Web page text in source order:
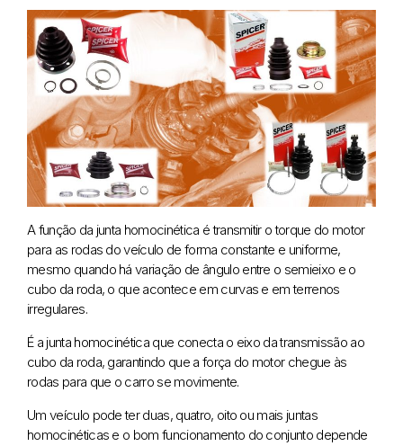
A função da junta homocinética é transmitir o torque do motor
para as rodas do veículo de forma constante e uniforme,
mesmo quando há variação de ângulo entre o semieixo e o
cubo da roda, o que acontece em curvas e em terrenos
irregulares.
É a junta homocinética que conecta o eixo da transmissão ao
cubo da roda, garantindo que a força do motor chegue às
rodas para que o carro se movimente.
Um veículo pode ter duas, quatro, oito ou mais juntas
homocinéticas e o bom funcionamento do conjunto depende